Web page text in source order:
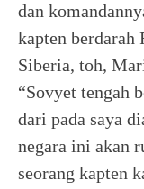
dan
kapten berdarah
Siberia, toh,
“Sovyet tengah
dari pada saya
negara ini akan
seorang kapten